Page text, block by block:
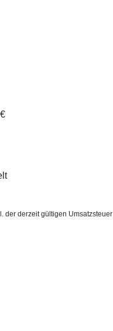
der derzeit gültigen Umsatzsteuer